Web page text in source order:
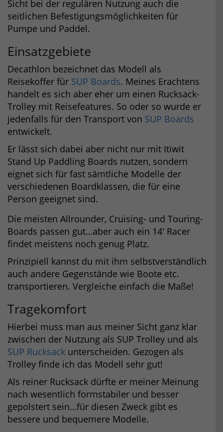
Sicht bei der regulären Nutzung auch die
seitlichen Befestigungsmöglichkeiten für
Pumpe und Paddel.
Einsatzgebiete
Decathlon bezeichnet das Modell als
Reisekoffer für SUP Boards. Meines Erachtens
handelt es sich aber eher um einen Rucksack-
Trolley mit Reisefeatures. So oder so wurde er
jedenfalls für den Transport von SUP Boards
entwickelt.
Er lässt sich dabei aber nicht nur mit Itiwit
Stand Up Paddling Boards nutzen, sondern
eignet sich für fast sämtliche Modelle der
verschiedenen Boardklassen, die für eine
Person geeignet sind.
Die meisten Allrounder, Cruising- und Touring-
Boards passen gut…aber auch ein 14′ Racer
findet meistens noch genug Platz.
Prinzipiell kannst du mit ihm selbstverständlich
auch andere Gegenstände wie Boote etc.
transportieren. Vergleiche einfach die Maße!
Tragekomfort
Hierbei muss man aus meiner Sicht ganz klar
zwischen der Nutzung als SUP Trolley und als
SUP Rucksack unterscheiden. Gezogen als
Trolley finde ich das Modell sehr gut!
Als reiner Rucksack dürfte er meiner Meinung
nach wesentlich formstabiler und besser
gepolstert sein…für diesen Zweck gibt es
bessere und bequemere Modelle.